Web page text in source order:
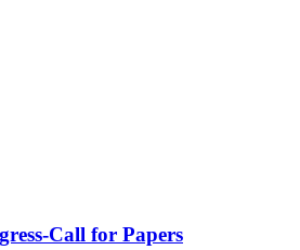
Call for Papers